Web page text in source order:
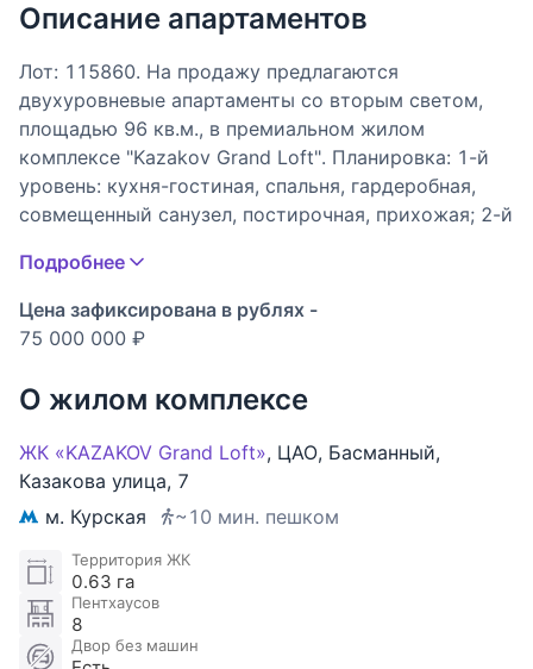
Описание апартаментов
Лот: 115860. На продажу предлагаются
двухуровневые апартаменты со вторым светом,
площадью 96 кв.м., в премиальном жилом
комплексе "Kazakov Grand Loft". Планировка: 1-й
уровень: кухня-гостиная, спальня, гардеробная,
совмещенный санузел, постирочная, прихожая; 2-й
Высота потолков - 5,5 м. Из окон открываются
прекрасные виды на Москву. В апартаментах
выполнен новый дизайнерский ремонт. В отделке
итальянский керамогранит Atlas Concorde,
инженерная доска Finex топовой селекции,
техника Bosch. Освещение - Центрсвет.
Установлена корпусная мебель и техника.
Панорамные окна, профиль Schuco, межкомнатные
двери по индивидуальному заказу с
шумоизоляцией Mr Doors. Премиальная климат-
система. Во всех комнатах предусмотрен вывод
для монтажа акустической системы. Удобная
транспортная доступность и развитая
Подробнее
Цена зафиксирована в рублях -
75 000 000 ₽
О жилом комплексе
ЖК «KAZAKOV Grand Loft», ЦАО, Басманный,
Казакова улица, 7
м. Курская
~10 мин. пешком
Территория ЖК
0.63 га
Пентхаусов
8
Двор без машин